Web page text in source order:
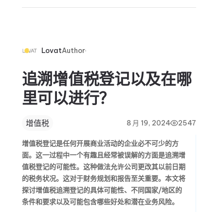
LovatAuthor
追溯增值税登记以及在哪
里可以进行？
增值税 8 月 19, 2024 2547
增值税登记是任何开展商业活动的企业必不可少的方
面。这一过程中一个有趣且经常被误解的方面是追溯增
值税登记的可能性。这种做法允许公司更改其以前日期
的税务状况。这对于财务规划和报告至关重要。本文将
探讨增值税追溯登记的具体可能性、不同国家/地区的
条件和要求以及可能包含哪些好处和潜在业务风险。